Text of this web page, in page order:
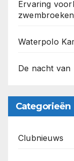
Ervaring
Waterpolo
De nacht van
Categorieën
Clubnieuws